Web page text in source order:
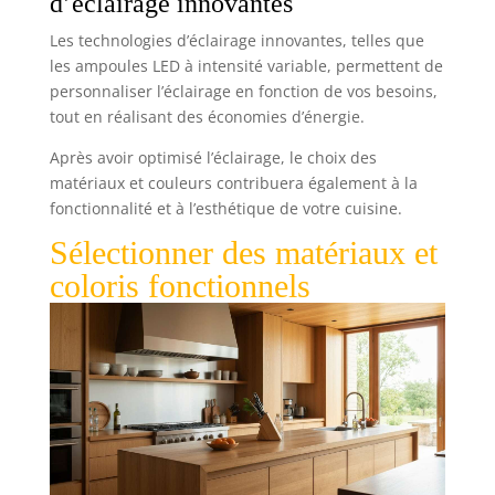
Les technologies d’éclairage innovantes, telles que
les ampoules LED à intensité variable, permettent de
personnaliser l’éclairage en fonction de vos besoins,
tout en réalisant des économies d’énergie.
Après avoir optimisé l’éclairage, le choix des
matériaux et couleurs contribuera également à la
fonctionnalité et à l’esthétique de votre cuisine.
Sélectionner des matériaux et
coloris fonctionnels